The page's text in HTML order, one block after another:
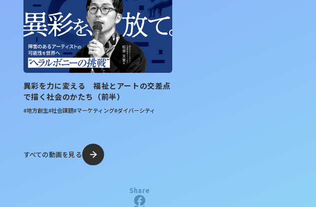
Share
異彩を力に変える 福祉とアートの交差点
で描く社会のかたち（前半）
#地方創生#社会課題#マーケティング#ダイバーシティ
すべての動画を見る